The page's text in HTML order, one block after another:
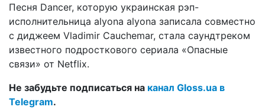
Песня Dancer, которую украинская рэп-
исполнительница alyona alyona записала совместно
с диджеем Vladimir Cauchemar, стала саундтреком
известного подросткового сериала «Опасные
связи» от Netflix.
Не забудьте подписаться на канал Gloss.ua в
Telegram.